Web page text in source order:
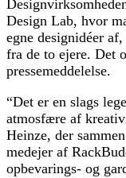
Design Lab, hvor
egne designidéer
fra de to ejere. Det
pressemeddelelse.
“Det er en slags
atmosfære af
Heinze, der
medejer af
opbevarings- og